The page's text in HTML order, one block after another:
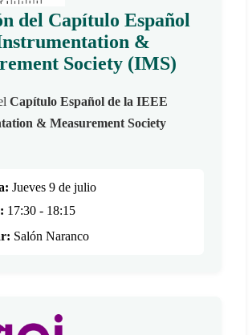
del Capítulo Español
&
Society (IMS)
Capítulo Español de la IEEE
& Measurement Society
Jueves 9 de julio
17:30 - 18:15
Salón Naranco